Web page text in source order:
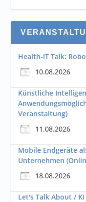
Health-IT Talk:
10.08.2026
Künstliche
Veranstaltung)
11.08.2026
Mobile Endgeräte
Unternehmen
18.08.2026
Let's Talk About /